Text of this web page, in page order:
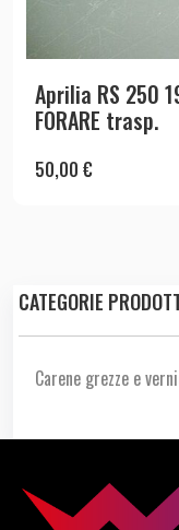
CATEGORIE
Carene grezze e
Aprilia RS 250
FORARE trasp.
50,00 €